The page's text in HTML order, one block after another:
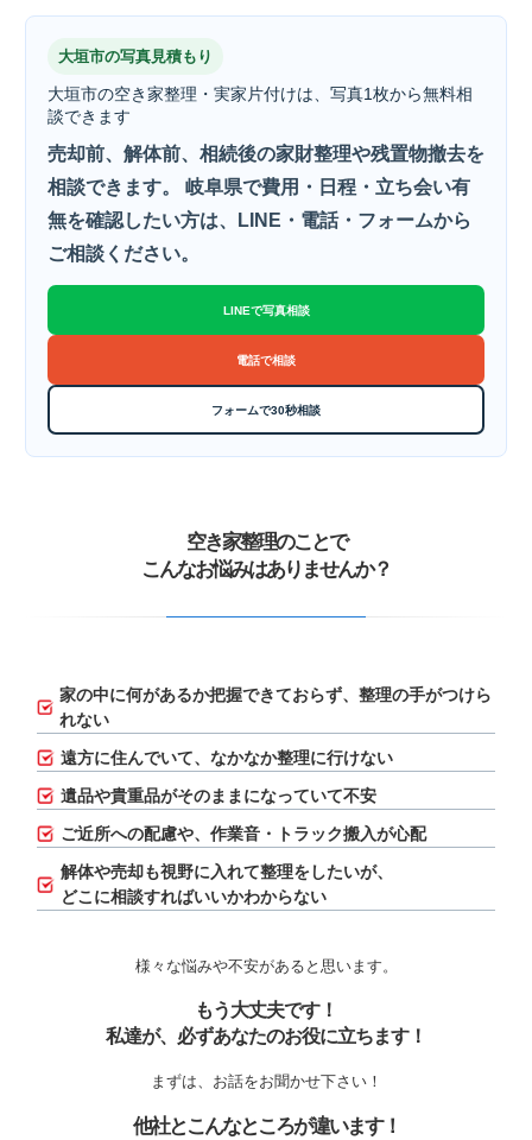
中日新聞 岐阜版「空き家対策SOS」コーナーに掲載いただきまし…
大垣市の写真見積もり
大垣市の空き家整理・実家片付けは、写真1枚から無料相
談できます
売却前、解体前、相続後の家財整理や残置物撤去を
相談できます。 岐阜県で費用・日程・立ち会い有
無を確認したい方は、LINE・電話・フォームから
ご相談ください。
LINEで写真相談
電話で相談
フォームで30秒相談
空き家整理のことで
こんなお悩みはありませんか？
家の中に何があるか把握できておらず、 整理の手がつけら
れない
遠方に住んでいて、なかなか整理に行けない
遺品や貴重品がそのままになっていて不安
ご近所への配慮や、作業音・トラック搬入が心配
解体や売却も視野に入れて整理をしたいが、
どこに相談すればいいかわからない
様々な悩みや不安があると思います。
もう大丈夫です！
私達が、必ずあなたのお役に立ちます！
まずは、お話をお聞かせ下さい！
他社とこんなところが違います！